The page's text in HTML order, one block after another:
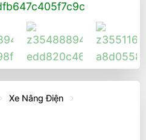
Xe Nâng Điện